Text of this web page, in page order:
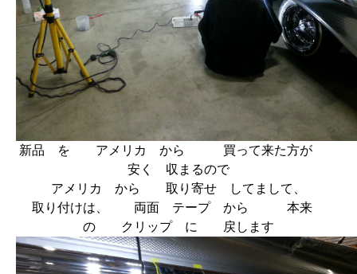
新品 を アメリカ から 買って来た方が
安く 収まるので
アメリカ から 取り寄せ してまして、
取り付けは、 両面 テープ から 本来
の クリップ に 戻します